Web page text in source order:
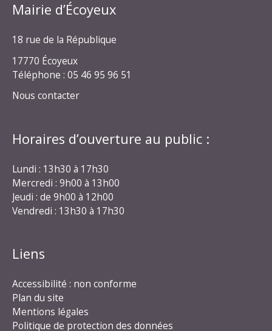
Mairie d’Écoyeux
18 rue de la République
17770 Écoyeux
Téléphone : 05 46 95 96 51
Nous contacter
Horaires d’ouverture au public :
Lundi : 13h30 à 17h30
Mercredi : 9h00 à 13h00
Jeudi : de 9h00 à 12h00
Vendredi : 13h30 à 17h30
Liens
Accessibilité : non conforme
Plan du site
Mentions légales
Politique de protection des données